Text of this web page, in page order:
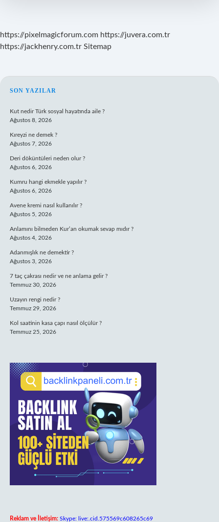
https://pixelmagicforum.com https://juvera.com.tr
https://jackhenry.com.tr Sitemap
SIDEBAR
SON YAZILAR
Kut nedir Türk sosyal hayatında aile ?
Ağustos 8, 2026
Kıreyzi ne demek ?
Ağustos 7, 2026
Deri döküntüleri neden olur ?
Ağustos 6, 2026
Kumru hangi ekmekle yapılır ?
Ağustos 6, 2026
Avene kremi nasıl kullanılır ?
Ağustos 5, 2026
Anlamını bilmeden Kur’an okumak sevap mıdır ?
Ağustos 4, 2026
Adanmışlık ne demektir ?
Ağustos 3, 2026
7 taç çakrası nedir ve ne anlama gelir ?
Temmuz 30, 2026
Uzayın rengi nedir ?
Temmuz 29, 2026
Kol saatinin kasa çapı nasıl ölçülür ?
Temmuz 25, 2026
Reklam ve İletişim: Skype: live:.cid.575569c608265c69